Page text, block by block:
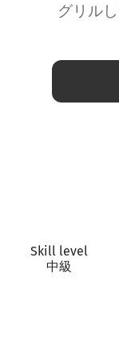
グリル
Skill level
中級